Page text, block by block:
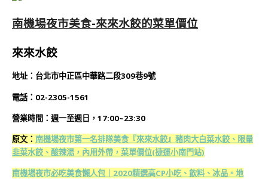
南機場夜市美食-來來水餃的菜單價位
來來水餃
地址：台北市中正區中華路二段309巷9號
電話：02-2305-1561
營業時間：週一至週日，17:00~23:30
原文： 南機場夜市第一名排隊美食『來來水餃』豬肉大白菜水餃、限量
韭菜水餃、酸辣湯，內用外帶，菜單價位(捷運小南門站)
南機場夜市必吃美食懶人包｜2020精選高CP小吃、飲料、冰品。地